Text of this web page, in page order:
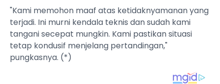
"Kami memohon maaf atas ketidaknyamanan yang
terjadi. Ini murni kendala teknis dan sudah kami
tangani secepat mungkin. Kami pastikan situasi
tetap kondusif menjelang pertandingan,"
pungkasnya. (*)